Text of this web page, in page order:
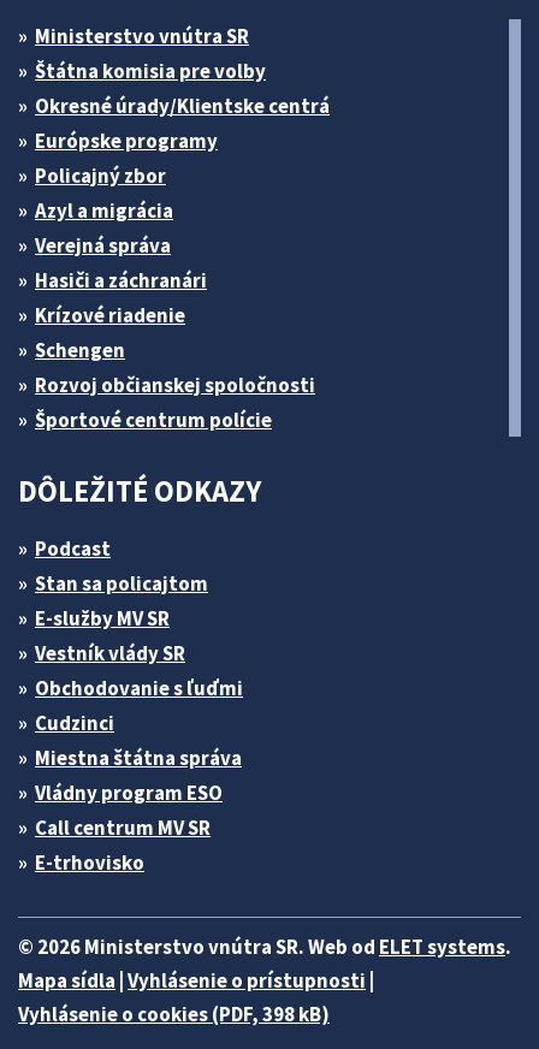
Ministerstvo vnútra SR
Štátna komisia pre volby
Okresné úrady/Klientske centrá
Európske programy
Policajný zbor
Azyl a migrácia
Verejná správa
Hasiči a záchranári
Krízové riadenie
Schengen
Rozvoj občianskej spoločnosti
Športové centrum polície
DÔLEŽITÉ ODKAZY
Podcast
Stan sa policajtom
E-služby MV SR
Vestník vlády SR
Obchodovanie s ľuďmi
Cudzinci
Miestna štátna správa
Vládny program ESO
Call centrum MV SR
E-trhovisko
© 2026 Ministerstvo vnútra SR. Web od ELET systems.
Mapa sídla Vyhlásenie o prístupnosti
Vyhlásenie o cookies (PDF, 398 kB)